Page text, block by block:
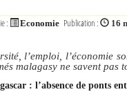
: Economie Publication : 16
l’emploi, l’économie
malagasy ne savent
: l’absence de ponts